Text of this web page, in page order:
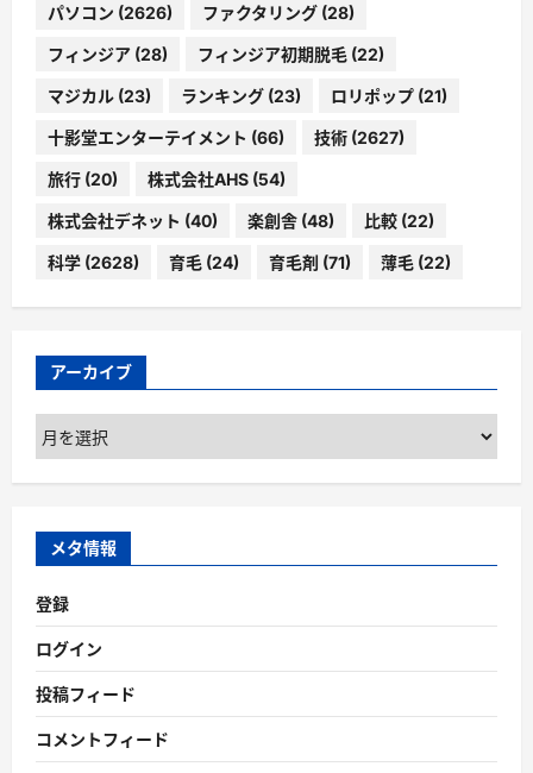
パソコン (2626) ファクタリング (28)
フィンジア (28) フィンジア初期脱毛 (22)
マジカル (23) ランキング (23) ロリポップ (21)
十影堂エンターテイメント (66) 技術 (2627)
旅行 (20) 株式会社AHS (54)
株式会社デネット (40) 楽創舎 (48) 比較 (22)
科学 (2628) 育毛 (24) 育毛剤 (71) 薄毛 (22)
アーカイブ
ア
ー
カ
ブ
メタ情報
登録
ログイン
投稿フィード
コメントフィード